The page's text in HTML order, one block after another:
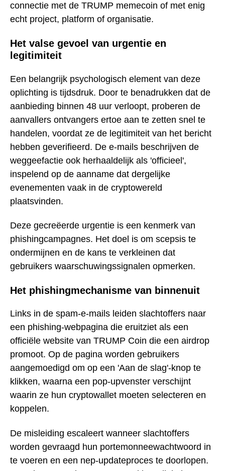
connectie met de TRUMP memecoin of met enig
echt project, platform of organisatie.
Het valse gevoel van urgentie en
legitimiteit
Een belangrijk psychologisch element van deze
oplichting is tijdsdruk. Door te benadrukken dat de
aanbieding binnen 48 uur verloopt, proberen de
aanvallers ontvangers ertoe aan te zetten snel te
handelen, voordat ze de legitimiteit van het bericht
hebben geverifieerd. De e-mails beschrijven de
weggeefactie ook herhaaldelijk als 'officieel',
inspelend op de aanname dat dergelijke
evenementen vaak in de cryptowereld
plaatsvinden.
Deze gecreëerde urgentie is een kenmerk van
phishingcampagnes. Het doel is om scepsis te
ondermijnen en de kans te verkleinen dat
gebruikers waarschuwingssignalen opmerken.
Het phishingmechanisme van binnenuit
Links in de spam-e-mails leiden slachtoffers naar
een phishing-webpagina die eruitziet als een
officiële website van TRUMP Coin die een airdrop
promoot. Op de pagina worden gebruikers
aangemoedigd om op een 'Aan de slag'-knop te
klikken, waarna een pop-upvenster verschijnt
waarin ze hun cryptowallet moeten selecteren en
koppelen.
De misleiding escaleert wanneer slachtoffers
worden gevraagd hun portemonneewachtwoord in
te voeren en een nep-updateproces te doorlopen.